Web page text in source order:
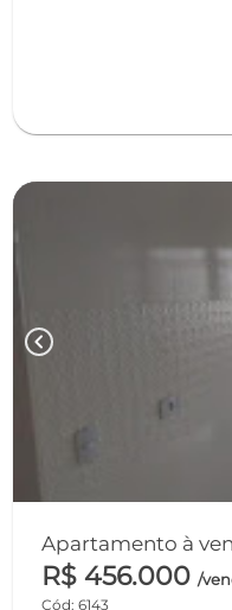
chevron_left
Apartamento à
R$ 456.000 /
Cód: 6143